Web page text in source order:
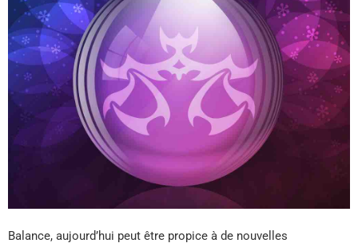
Balance, aujourd’hui peut être propice à de nouvelles